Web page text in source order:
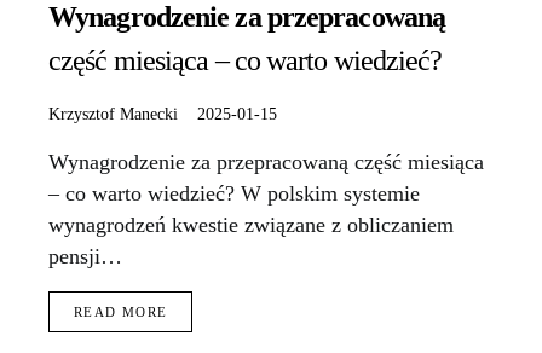
Wynagrodzenie za przepracowaną
część miesiąca – co warto wiedzieć?
Krzysztof Manecki 2025-01-15
Wynagrodzenie za przepracowaną część miesiąca
– co warto wiedzieć? W polskim systemie
wynagrodzeń kwestie związane z obliczaniem
pensji…
READ MORE